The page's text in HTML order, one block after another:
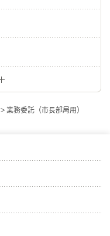
> 業務委託（市長部局用）